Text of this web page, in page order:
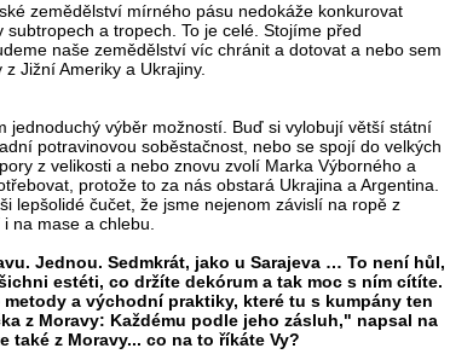
zemědělství mírného pásu nedokáže konkurovat
a tropech. To je celé. Stojíme před
naše zemědělství víc chránit a dotovat a nebo sem
Jižní Ameriky a Ukrajiny.
jednoduchý výběr možností. Buď si vylobují větší státní
potravinovou soběstačnost, nebo se spojí do velkých
z velikosti a nebo znovu zvolí Marka Výborného a
protože to za nás obstará Ukrajina a Argentina.
lepšolidé čučet, že jsme nejenom závislí na ropě z
na mase a chlebu.
Jednou. Sedmkrát, jako u Sarajeva … To není hůl,
estéti, co držíte dekórum a tak moc s ním cítíte.
a východní praktiky, které tu s kumpány ten
z Moravy: Každému podle jeho zásluh," napsal na
také z Moravy... co na to říkáte Vy?